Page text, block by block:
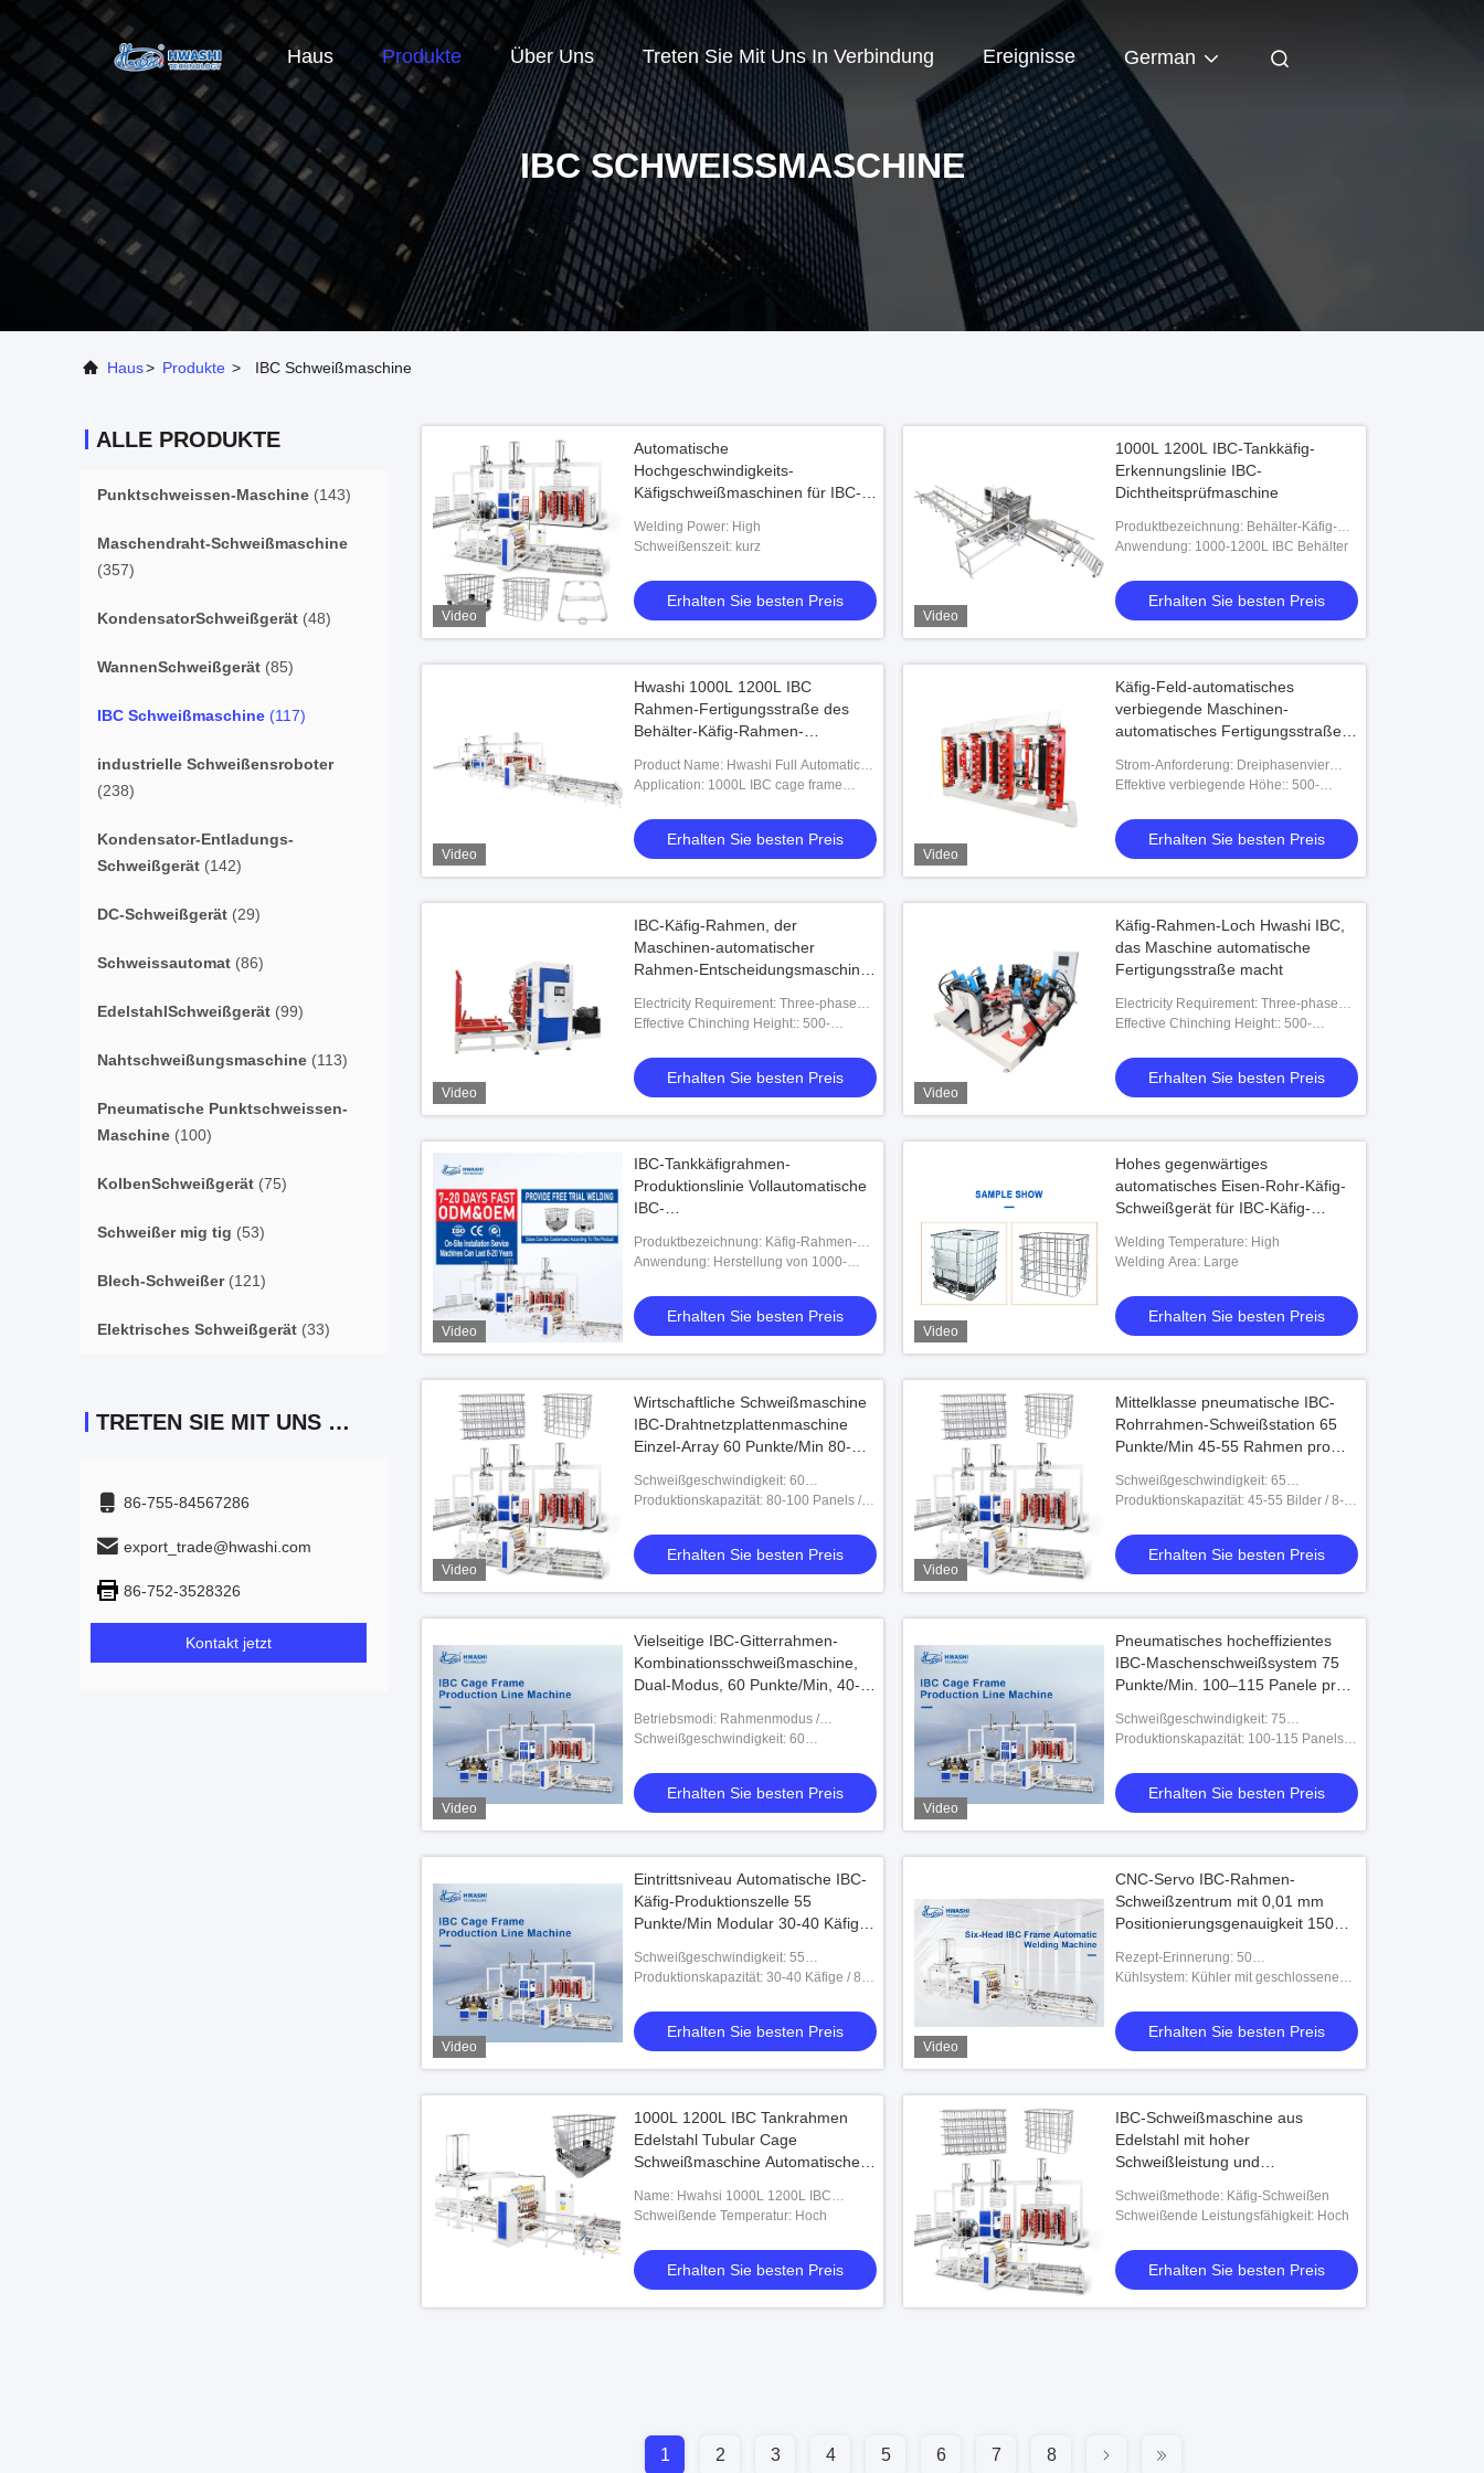
Haus Produkte Über Uns Treten Sie Mit Uns In Verbindung Ereignisse German
IBC SCHWEISSMASCHINE
Haus> Produkte > IBC Schweißmaschine
ALLE PRODUKTE
Punktschweissen-Maschine (143)
Maschendraht-Schweißmaschine
(357)
KondensatorSchweißgerät (48)
WannenSchweißgerät (85)
IBC Schweißmaschine (117)
industrielle Schweißensroboter
(238)
Kondensator-Entladungs-
Schweißgerät (142)
DC-Schweißgerät (29)
Schweissautomat (86)
EdelstahlSchweißgerät (99)
Nahtschweißungsmaschine (113)
Pneumatische Punktschweissen-
Maschine (100)
KolbenSchweißgerät (75)
Schweißer mig tig (53)
Blech-Schweißer(121)
Elektrisches Schweißgerät (33)
TRETEN SIE MIT UNS IN VERBINDUNG
86-755-84567286
export_trade@hwashi.com
86-752-3528326
Kontakt jetzt
Video
Automatische
Hochgeschwindigkeits-
Käfigschweißmaschinen für IBC-
Welding Power: High
Schweißenszeit: kurz
Erhalten Sie besten Preis
Video
1000L 1200L IBC-Tankkäfig-
Erkennungslinie IBC-
Dichtheitsprüfmaschine
Produktbezeichnung: Behälter-Käfig-
Entdeckungs-Linie IBC-Durchsickern-
Anwendung: 1000-1200L IBC Behälter
Erhalten Sie besten Preis
Video
Hwashi 1000L 1200L IBC
Rahmen-Fertigungsstraße des
Behälter-Käfig-Rahmen-
Product Name: Hwashi Full Automatic
IBC Cage Frame Welding Machine
Application: 1000L IBC cage frame
Erhalten Sie besten Preis
Video
Käfig-Feld-automatisches
verbiegende Maschinen-
automatisches Fertigungsstraße
IBC
Strom-Anforderung: Dreiphasenvier
Drähte 380V±10%
Effektive verbiegende Höhe:: 500-
Erhalten Sie besten Preis
Video
IBC-Käfig-Rahmen, der
Maschinen-automatischer
Rahmen-Entscheidungsmaschine
Electricity Requirement: Three-phase
Four Wires 380V±10%
Effective Chinching Height:: 500-
Erhalten Sie besten Preis
Video
Käfig-Rahmen-Loch Hwashi IBC,
das Maschine automatische
Fertigungsstraße macht
Electricity Requirement: Three-phase
Four Wires 380V±10%
Effective Chinching Height:: 500-
Erhalten Sie besten Preis
Video
IBC-Tankkäfigrahmen-
Produktionslinie Vollautomatische
IBC-
Produktbezeichnung: Käfig-Rahmen-
Schweißgerät-Fertigungsstraße Hwashi
Anwendung: Herstellung von 1000-
Erhalten Sie besten Preis
Video
Hohes gegenwärtiges
automatisches Eisen-Rohr-Käfig-
Schweißgerät für IBC-Käfig-
Welding Temperature: High
Welding Area: Large
Erhalten Sie besten Preis
Video
Wirtschaftliche Schweißmaschine
IBC-Drahtnetzplattenmaschine
Einzel-Array 60 Punkte/Min 80-
Investition
Schweißgeschwindigkeit: 60
Maschenkreuzungen/Min
Produktionskapazität: 80-100 Panels / 8-
Erhalten Sie besten Preis
Video
Mittelklasse pneumatische IBC-
Rohrrahmen-Schweißstation 65
Punkte/Min 45-55 Rahmen pro
Schweißgeschwindigkeit: 65
Schweißpunkte/Min
Produktionskapazität: 45-55 Bilder / 8-
Erhalten Sie besten Preis
Video
Vielseitige IBC-Gitterrahmen-
Kombinationsschweißmaschine,
Dual-Modus, 60 Punkte/Min, 40-
Mehrzweck
Betriebsmodi: Rahmenmodus /
Käfigmontagemodus (umschaltbar)
Schweißgeschwindigkeit: 60
Erhalten Sie besten Preis
Video
Pneumatisches hocheffizientes
IBC-Maschenschweißsystem 75
Punkte/Min. 100–115 Panele pro
bewährt
Schweißgeschwindigkeit: 75
Maschenkreuzungen/Min
Produktionskapazität: 100-115 Panels /
Erhalten Sie besten Preis
Video
Eintrittsniveau Automatische IBC-
Käfig-Produktionszelle 55
Punkte/Min Modular 30-40 Käfige
Lösung
Schweißgeschwindigkeit: 55
Schweißpunkte/Min
Produktionskapazität: 30-40 Käfige / 8-
Erhalten Sie besten Preis
Video
CNC-Servo IBC-Rahmen-
Schweißzentrum mit 0,01 mm
Positionierungsgenauigkeit 150
Frames pro Schicht
Rezept-Erinnerung: 50
programmierbare
Kühlsystem: Kühler mit geschlossenem
Erhalten Sie besten Preis
1000L 1200L IBC Tankrahmen
Edelstahl Tubular Cage
Schweißmaschine Automatischer
Name: Hwahsi 1000L 1200L IBC
Tankrahmen Edelstahl Röhrenkäfig
geschweißt
Schweißende Temperatur: Hoch
Erhalten Sie besten Preis
IBC-Schweißmaschine aus
Edelstahl mit hoher
Schweißleistung und
Metallverbindungsprozessen
Schweißmethode: Käfig-Schweißen
Schweißende Leistungsfähigkeit: Hoch
Erhalten Sie besten Preis
1 2 3 4 5 6 7 8